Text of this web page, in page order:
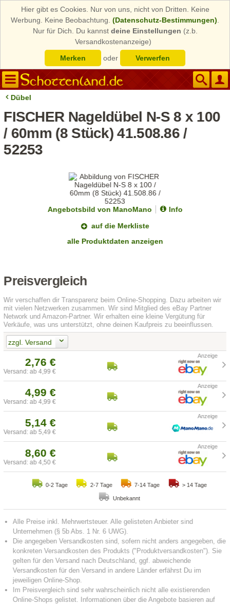
Hier gibt es Cookies. Nur von uns, nicht von Dritten. Keine
Werbung. Keine Beobachtung. (Datenschutz-Bestimmungen)
Nur für Dich. Du kannst deine Einstellungen (z.b.
Versandkostenanzeige)
Merken
oder Verwerfen
Dübel
FISCHER Nageldübel N-S 8 x 100
/ 60mm (8 Stück) 41.508.86 /
52253
Angebotsbild von ManoMano
Info
auf die Merkliste
alle Produktdaten anzeigen
Preisvergleich
Wir verschaffen dir Transparenz beim Online-Shopping. Dazu arbeiten wir
mit vielen Netzwerken zusammen. Wir sind Mitglied des eBay Partner
Network und Amazon-Partner. Wir erhalten eine kleine Vergütung für
Verkäufe, was uns unterstützt, ohne deinen Kaufpreis zu beeinflussen.
zzgl. Versand
2,76 €
Versand: ab 4,99 €
4,99 €
Versand: ab 4,99 €
5,14 €
Versand: ab 5,49 €
8,60 €
Versand: ab 4,50 €
0-2 Tage 2-7 Tage 7-14 Tage > 14 Tage
Unbekannt